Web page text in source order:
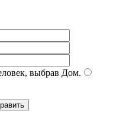
выбрав Дом.